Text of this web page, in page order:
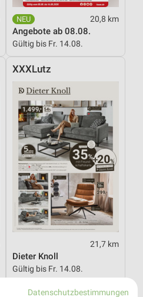
20,8 km
Angebote ab 08.08.
Gültig bis Fr. 14.08.
XXXLutz
21,7 km
Dieter Knoll
Gültig bis Fr. 14.08.
XXXLutz
Datenschutzbestimmungen